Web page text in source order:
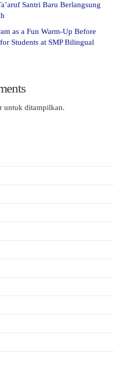
Santri Baru Berlangsung
as a Fun Warm-Up Before
Students at SMP Bilingual
untuk ditampilkan.